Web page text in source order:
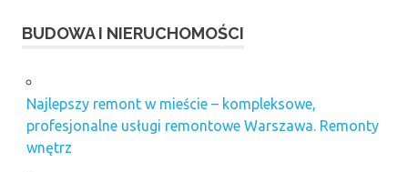
BUDOWA I NIERUCHOMOŚCI
Najlepszy remont w mieście – kompleksowe,
profesjonalne usługi remontowe Warszawa. Remonty
wnętrz